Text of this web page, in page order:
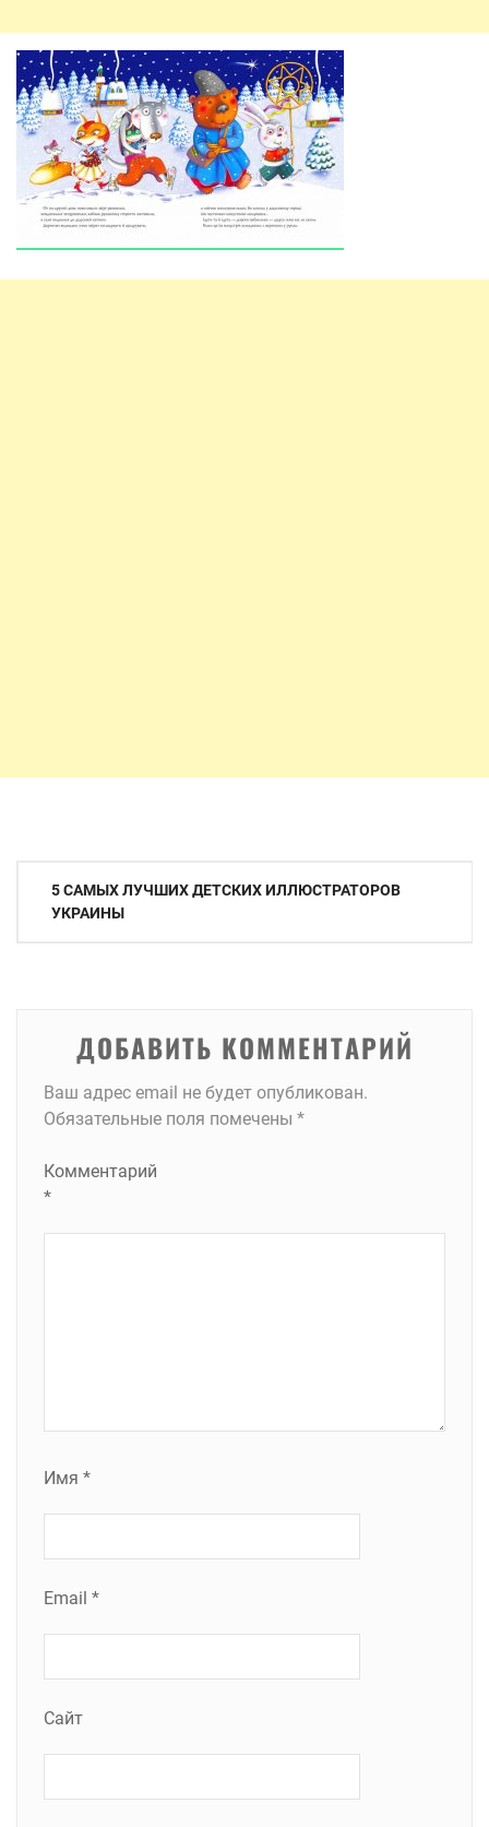
Навигация
5 САМЫХ ЛУЧШИХ ДЕТСКИХ ИЛЛЮСТРАТОРОВ
УКРАИНЫ
ДОБАВИТЬ КОММЕНТАРИЙ
Ваш адрес email не будет опубликован.
Обязательные поля помечены *
Комментарий
*
Имя *
Email *
Сайт